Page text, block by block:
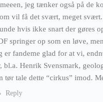
jeg tænker også på de
vil få det svært, meget
hvis ikke snart der gøres
springer op som en løve,
er fandeme glad for at vi,
bl.a. Henrik Svensmark,
tør tale dette “cirkus” imod.
Reply